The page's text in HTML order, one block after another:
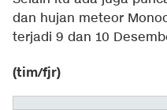
dan hujan meteor
terjadi 9 dan 10
(tim/fjr)